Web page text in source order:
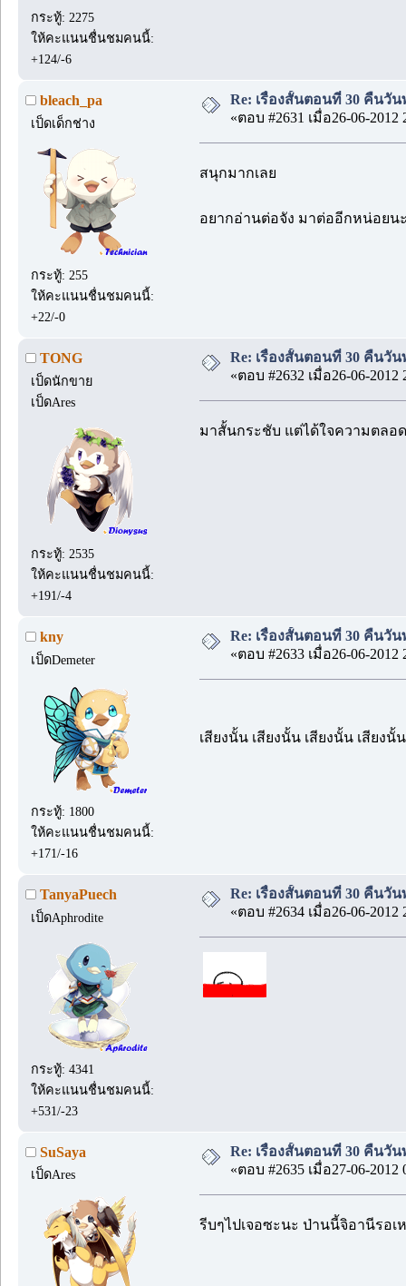
กระทู้: 2275
ให้คะแนนชื่นชมคนนี้:
+124/-6
bleach_pa
เป็ดเด็กช่าง
กระทู้: 255
ให้คะแนนชื่นชมคนนี้:
+22/-0
Re: เรื่องสั้นตอนที่ 30 คืนวั
«ตอบ #2631 เมื่อ26-06-2012
สนุกมากเลย
อยากอ่านต่อจัง มาต่ออีกหน่อย
TONG
เป็ดนักขาย
เป็ดAres
กระทู้: 2535
ให้คะแนนชื่นชมคนนี้:
+191/-4
Re: เรื่องสั้นตอนที่ 30 คืนวั
«ตอบ #2632 เมื่อ26-06-2012
มาสั้นกระชับ แต่ได้ใจความตลอ
kny
เป็ดDemeter
กระทู้: 1800
ให้คะแนนชื่นชมคนนี้:
+171/-16
Re: เรื่องสั้นตอนที่ 30 คืนวั
«ตอบ #2633 เมื่อ26-06-2012
เสียงนั้น เสียงนั้น เสียงนั้น เสียง
TanyaPuech
เป็ดAphrodite
กระทู้: 4341
ให้คะแนนชื่นชมคนนี้:
+531/-23
Re: เรื่องสั้นตอนที่ 30 คืนวั
«ตอบ #2634 เมื่อ26-06-2012
SuSaya
เป็ดAres
Re: เรื่องสั้นตอนที่ 30 คืนวั
«ตอบ #2635 เมื่อ27-06-2012
รีบๆไปเจอซะนะ ป่านนี้จิอานีรอเ